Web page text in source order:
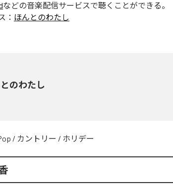
などの音楽配信サービスで聴くことができる。
： ほんとのわたし
のわたし
/ カントリー / ホリデー